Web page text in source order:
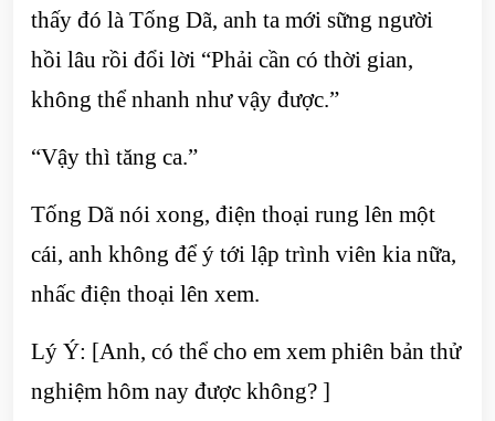
thấy đó là Tống Dã, anh ta mới sững người
hồi lâu rồi đổi lời “Phải cần có thời gian,
không thể nhanh như vậy được.”
“Vậy thì tăng ca.”
Tống Dã nói xong, điện thoại rung lên một
cái, anh không để ý tới lập trình viên kia nữa,
nhấc điện thoại lên xem.
Lý Ý: [Anh, có thể cho em xem phiên bản thử
nghiệm hôm nay được không? ]